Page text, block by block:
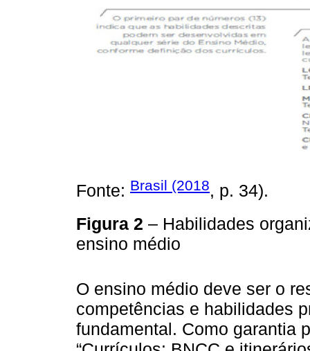
Fonte: Brasil (2018, p. 34).
Figura 2 – Habilidades
ensino médio
O ensino médio deve ser o
competências e habilidades
fundamental. Como garantia